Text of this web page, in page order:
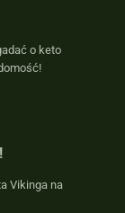
o keto
Vikinga na